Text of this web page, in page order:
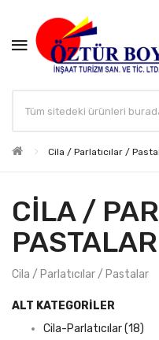
Cila / Parlatıcılar /
CILA /
PASTALAR
Cila / Parlatıcılar / Pastalar
ALT KATEGORILER
Cila-Parlatıcılar (18)